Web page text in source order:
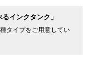
インクタンク」
タイプをご用意してい